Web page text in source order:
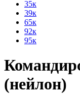
35к
39к
65к
92к
95к
(нейлон)